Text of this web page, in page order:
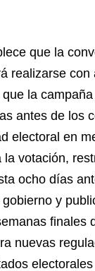
que la
realizarse
la campaña
antes de los
electoral en
la votación,
ocho días
y
finales
nuevas